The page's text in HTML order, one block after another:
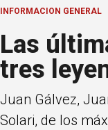
INFORMACION GENERAL
Las
tres
Juan Gálvez,
Solari, de los